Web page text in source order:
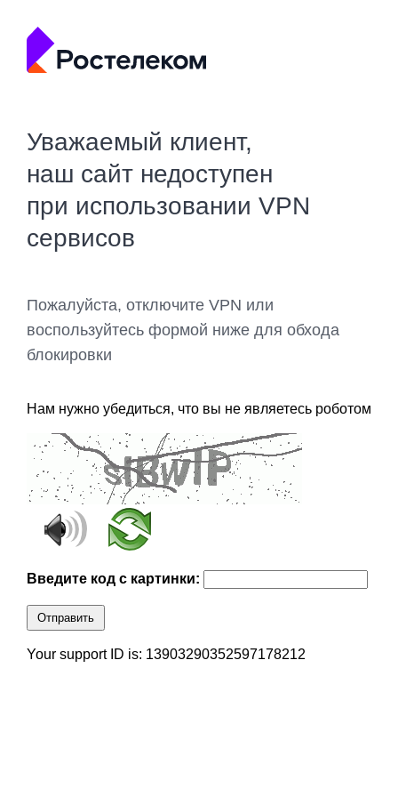
Уважаемый клиент,
наш сайт недоступен
при использовании VPN
сервисов
Пожалуйста, отключите VPN или
воспользуйтесь формой ниже для обхода
блокировки
Нам нужно убедиться, что вы не являетесь роботом
Введите код с картинки:
Отправить
Your support ID is: 13903290352597178212